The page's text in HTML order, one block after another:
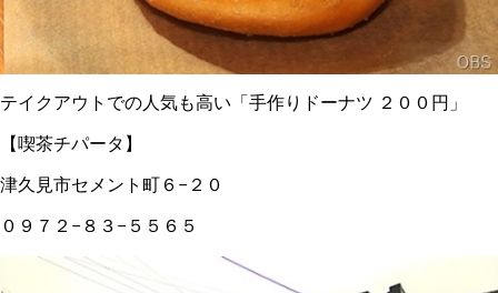
テイクアウトでの人気も高い「手作りドーナツ ２００円」
【喫茶チパータ】
津久見市セメント町６−２０
０９７２−８３−５５６５